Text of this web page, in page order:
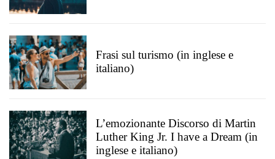
Frasi sul turismo (in inglese e
italiano)
L’emozionante Discorso di Martin
Luther King Jr. I have a Dream (in
inglese e italiano)